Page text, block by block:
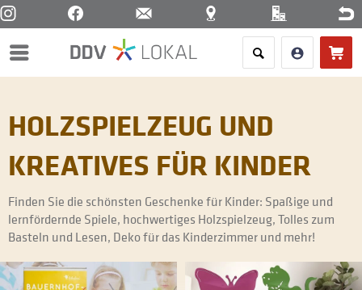
Menü
HOLZSPIELZEUG UND
KREATIVES FÜR KINDER
Finden Sie die schönsten Geschenke für Kinder: Spaßige und
lernfördernde Spiele, hochwertiges Holzspielzeug, Tolles zum
Basteln und Lesen, Deko für das Kinderzimmer und mehr!